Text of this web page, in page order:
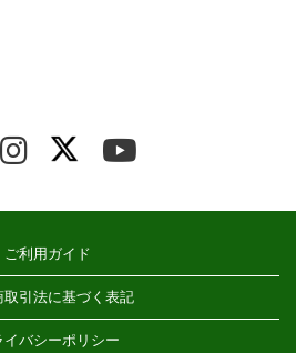
ご利用ガイド
取引法に基づく表記
イバシーポリシー